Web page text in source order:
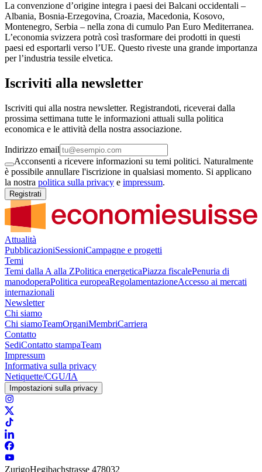
La convenzione d’origine integra i paesi dei Balcani occidentali –
Albania, Bosnia-Erzegovina, Croazia, Macedonia, Kosovo,
Montenegro, Serbia – nella zona di cumulo Pan Euro Mediterranea.
L’economia svizzera potrà così trasformare dei prodotti in questi
paesi ed esportarli verso l’UE. Questo riveste una grande importanza
per l’industria tessile elvetica.
Iscriviti alla newsletter
Iscriviti qui alla nostra newsletter. Registrandoti, riceverai dalla
prossima settimana tutte le informazioni attuali sulla politica
economica e le attività della nostra associazione.
Indirizzo email
Acconsenti a ricevere informazioni su temi politici. Naturalmente
è possibile annullare l'iscrizione in qualsiasi momento. Si applicano
la nostra politica sulla privacy e impressum.
Registrati
Attualità
PubblicazioniSessioniCampagne e progetti
Temi
Temi dalla A alla ZPolitica energeticaPiazza fiscalePenuria di
manodoperaPolitica europeaRegolamentazioneAccesso ai mercati
internazionali
Newsletter
Chi siamo
Chi siamoTeamOrganiMembriCarriera
Contatto
SediContatto stampaTeam
Impressum
Informativa sulla privacy
Netiquette/CGU/IA
Impostazioni sulla privacy
ZurigoHegibachstrasse 478032